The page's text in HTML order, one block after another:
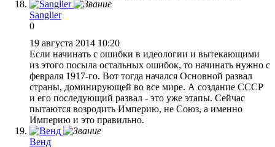
Sanglier
0
19 августа 2014 10:20
Если начинать с ошибки в идеологии и вытекающими
из этого посыла остальных ошибок, то начинать нужно с
февраля 1917-го. Вот тогда начался Основной развал
страны, доминирующей во все мире. А создание СССР
и его последующий развал - это уже этапы. Сейчас
пытаются возродить Империю, не Союз, а именно
Империю и это правильно.
Венд